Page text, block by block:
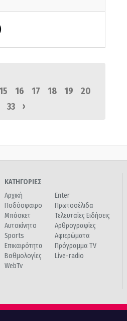
16 17 18 19
20
33 ›
ΚΑΤΗΓΟΡΙΕΣ
Αρχική
Ποδόσφαιρο
Μπάσκετ
Αυτοκίνητο
Sports
Επικαιρότητα
Βαθμολογίες
WebTv
Enter
Πρωτοσέλιδα
Τελευταίες Ειδήσεις
Αρθρογραφίες
Αφιερώματα
Πρόγραμμα TV
Live-radio